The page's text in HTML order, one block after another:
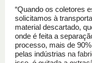
“Quando os coletores
solicitamos à
material descartado,
onde é feita a
processo, mais de
pelas indústrias na